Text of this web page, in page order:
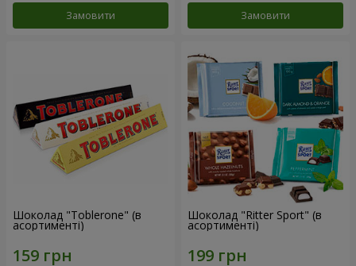
Замовити Замовити
Шоколад "Toblerone" (в
асортименті)
Шоколад "Ritter Sport" (в
асортименті)